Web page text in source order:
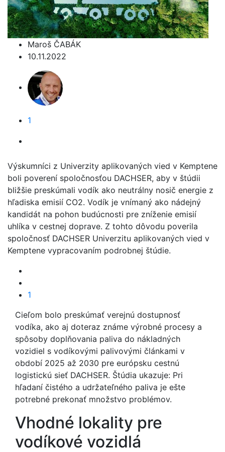
Maroš ČABÁK
10.11.2022
1
Výskumníci z Univerzity aplikovaných vied v Kemptene
boli poverení spoločnosťou DACHSER, aby v štúdii
bližšie preskúmali vodík ako neutrálny nosič energie z
hľadiska emisií CO2. Vodík je vnímaný ako nádejný
kandidát na pohon budúcnosti pre zníženie emisií
uhlíka v cestnej doprave. Z tohto dôvodu poverila
spoločnosť DACHSER Univerzitu aplikovaných vied v
Kemptene vypracovaním podrobnej štúdie.
1
Cieľom bolo preskúmať verejnú dostupnosť
vodíka, ako aj doteraz známe výrobné procesy a
spôsoby doplňovania paliva do nákladných
vozidiel s vodíkovými palivovými článkami v
období 2025 až 2030 pre európsku cestnú
logistickú sieť DACHSER. Štúdia ukazuje: Pri
hľadaní čistého a udržateľného paliva je ešte
potrebné prekonať množstvo problémov.
Vhodné lokality pre
vodíkové vozidlá